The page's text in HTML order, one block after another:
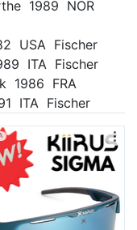
1989 NOR
USA Fischer
ITA Fischer
1986 FRA
ITA Fischer